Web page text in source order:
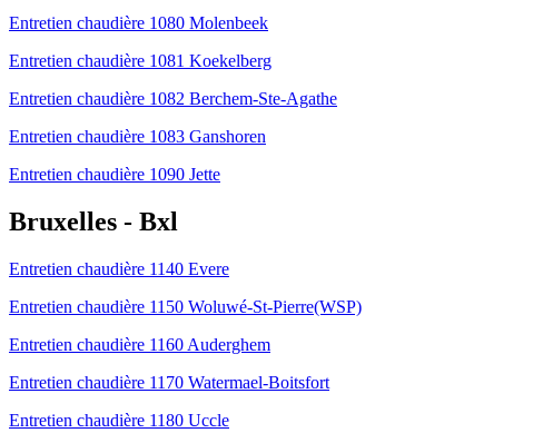
Entretien chaudière 1080 Molenbeek
Entretien chaudière 1081 Koekelberg
Entretien chaudière 1082 Berchem-Ste-Agathe
Entretien chaudière 1083 Ganshoren
Entretien chaudière 1090 Jette
Bruxelles - Bxl
Entretien chaudière 1140 Evere
Entretien chaudière 1150 Woluwé-St-Pierre(WSP)
Entretien chaudière 1160 Auderghem
Entretien chaudière 1170 Watermael-Boitsfort
Entretien chaudière 1180 Uccle